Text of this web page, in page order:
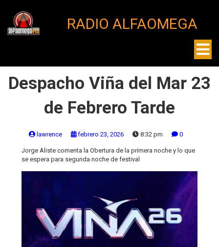
RADIO ALFAOMEGA
Despacho Viña del Mar 23
de Febrero Tarde
lawrence febrero 23, 2026 8:32 pm 0
Jorge Aliste comenta la Obertura de la primera noche y lo que
se espera para segunda noche de festival